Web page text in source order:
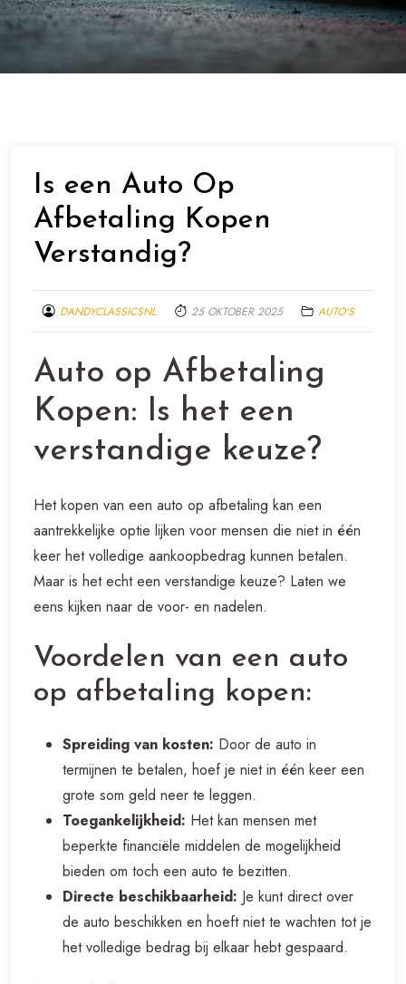
Is een Auto Op
Afbetaling Kopen
Verstandig?
DANDYCLASSICSNL 25 OKTOBER 2025 AUTO'S
Auto op Afbetaling
Kopen: Is het een
verstandige keuze?
Het kopen van een auto op afbetaling kan een
aantrekkelijke optie lijken voor mensen die niet in één
keer het volledige aankoopbedrag kunnen betalen.
Maar is het echt een verstandige keuze? Laten we
eens kijken naar de voor- en nadelen.
Voordelen van een auto
op afbetaling kopen:
Spreiding van kosten: Door de auto in
termijnen te betalen, hoef je niet in één keer een
grote som geld neer te leggen.
Toegankelijkheid: Het kan mensen met
beperkte financiële middelen de mogelijkheid
bieden om toch een auto te bezitten.
Directe beschikbaarheid: Je kunt direct over
de auto beschikken en hoeft niet te wachten tot je
het volledige bedrag bij elkaar hebt gespaard.